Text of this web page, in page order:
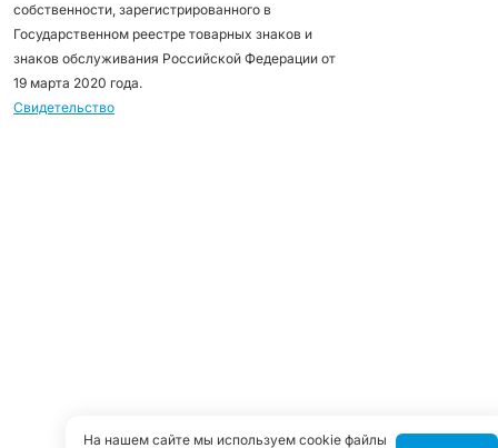
собственности, зарегистрированного в
Государственном реестре товарных знаков и
знаков обслуживания Российской Федерации от
19 марта 2020 года.
Свидетельство
На нашем сайте мы используем cookie файлы